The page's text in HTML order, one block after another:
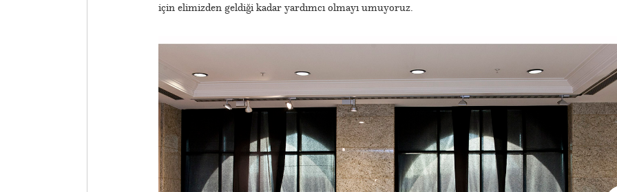
için elimizden geldiği kadar yardımcı olmayı umuyoruz.